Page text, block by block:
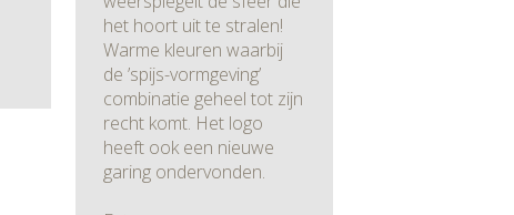
het hoort uit te stralen!
Warme kleuren waarbij
de ’spijs-vormgeving’
combinatie geheel tot zijn
recht komt. Het logo
heeft ook een nieuwe
garing ondervonden.